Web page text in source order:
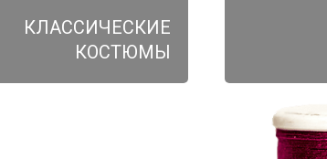
КЛАССИЧЕСКИЕ
КОСТЮМЫ